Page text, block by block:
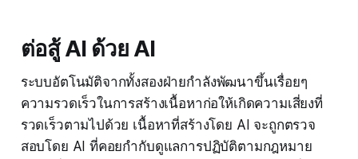
ต่อสู้ AI ด้วย AI
ระบบอัตโนมัติจากทั้งสองฝ่ายกำลังพัฒนาขึ้นเรื่อยๆ
ความรวดเร็วในการสร้างเนื้อหาก่อให้เกิดความเสี่ยงที่
รวดเร็วตามไปด้วย เนื้อหาที่สร้างโดย AI จะถูกตรวจ
สอบโดย AI ที่คอยกำกับดูแลการปฏิบัติตามกฎหมาย